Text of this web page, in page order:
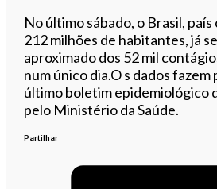
No último sábado, o Brasil,
212 milhões de habitantes, já
aproximado dos 52 mil
num único dia.O s dados fazem
último boletim epidemiológico
pelo Ministério da Saúde.
Partilhar